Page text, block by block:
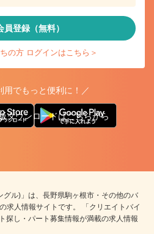
員登録（無料）
の方 ログインはこちら＞
用でもっと便利に！／
ダウンロードはこちらから
グル)」は、長野県駒ヶ根市・その他のバ
求人情報サイトです。 「クリエイトバイ
探し・パート募集情報が満載の求人情報